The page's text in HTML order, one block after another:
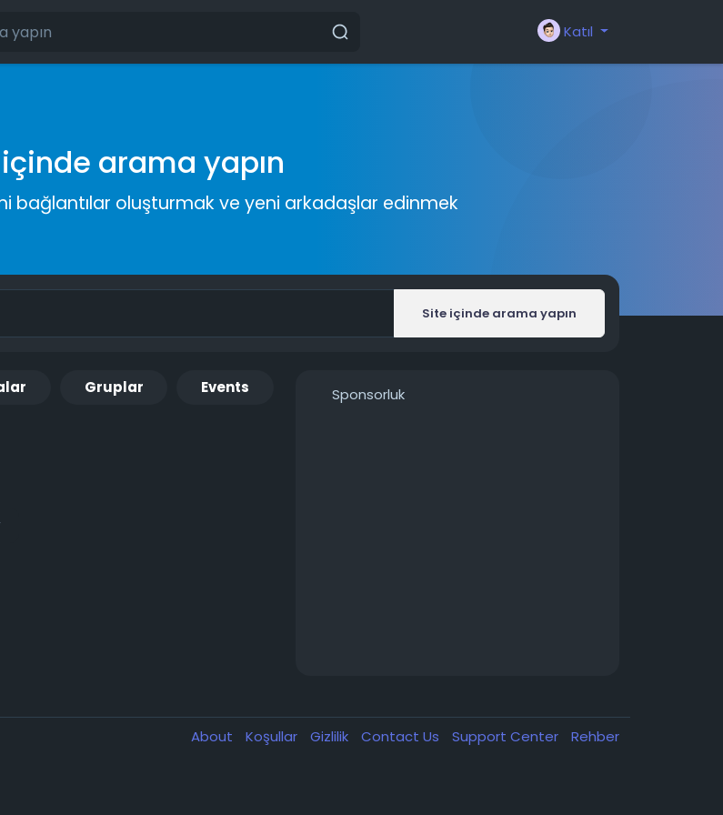
Katıl
arama yapın
bağlantılar oluşturmak ve yeni arkadaşlar edinmek
Site içinde arama yapın
Gruplar Events Sponsorluk
About Koşullar Gizlilik Contact Us Support Center Rehber